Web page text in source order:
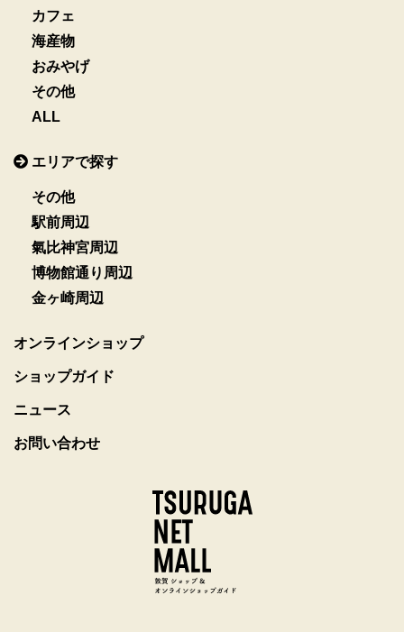
カフェ
海産物
おみやげ
その他
ALL
エリアで探す
その他
駅前周辺
氣比神宮周辺
博物館通り周辺
金ヶ崎周辺
オンラインショップ
ショップガイド
ニュース
お問い合わせ